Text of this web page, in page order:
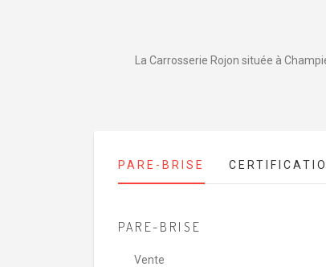
La Carrosserie Rojon située à
PARE-BRISE
PARE-BRISE
Vente